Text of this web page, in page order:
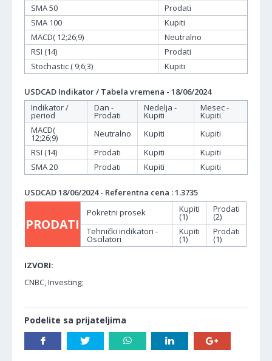
SMA 50
Prodati
SMA 100
Kupiti
MACD( 12;26;9)
Neutralno
RSI (14)
Prodati
Stochastic ( 9;6;3)
Kupiti
USDCAD Indikator / Tabela vremena - 18/06/2024
Indikator /
period
Dan -
Prodati
Nedelja -
Kupiti
Mesec -
Kupiti
MACD(
12;26;9) Neutralno Kupiti
Kupiti
RSI (14)
Prodati Kupiti
Kupiti
SMA 20
Prodati Kupiti Kupiti
USDCAD 18/06/2024 - Referentna cena : 1.3735
PRODATI
Pokretni prosek Kupiti
(1)
Prodati
(2)
Tehnički indikatori -
Oscilatori
Kupiti
(1)
Prodati
(1)
IZVORI:
CNBC, Investing;
Podelite sa prijateljima